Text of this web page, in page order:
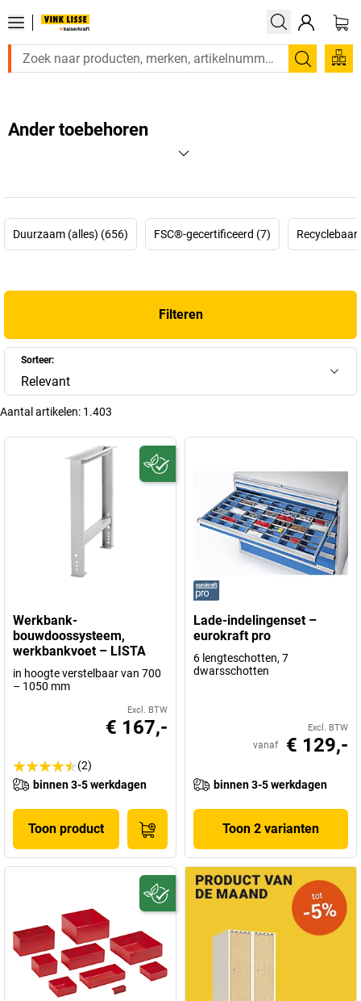
Zoeken
Ander toebehoren
Duurzaam (alles) (656) FSC®-gecertificeerd (7) Recyclebaar
Filteren
Sorteer:
Relevant
Aantal artikelen: 1.403
Werkbank-
bouwdoossysteem,
werkbankvoet – LISTA
in hoogte verstelbaar van 700
– 1050 mm
Excl. BTW
€ 167,-
(2)
binnen 3-5 werkdagen
Toon product
Lade-indelingenset –
eurokraft pro
6 lengteschotten, 7
dwarsschotten
Excl. BTW
vanaf € 129,-
binnen 3-5 werkdagen
Toon 2 varianten